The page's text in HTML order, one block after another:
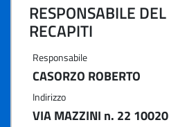
RESPONSABILE
RECAPITI
Responsabile
CASORZO ROBERTO
Indirizzo
VIA MAZZINI n. 22